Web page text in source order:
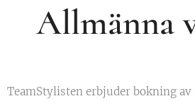
Allmänna
TeamStylisten erbjuder bokning